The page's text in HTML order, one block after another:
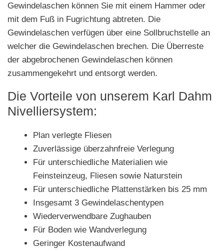
Gewindelaschen können Sie mit einem Hammer oder
mit dem Fuß in Fugrichtung abtreten. Die
Gewindelaschen verfügen über eine Sollbruchstelle an
welcher die Gewindelaschen brechen. Die Überreste
der abgebrochenen Gewindelaschen können
zusammengekehrt und entsorgt werden.
Die Vorteile von unserem Karl Dahm
Nivelliersystem:
Plan verlegte Fliesen
Zuverlässige überzahnfreie Verlegung
Für unterschiedliche Materialien wie
Feinsteinzeug, Fliesen sowie Naturstein
Für unterschiedliche Plattenstärken bis 25 mm
Insgesamt 3 Gewindelaschentypen
Wiederverwendbare Zughauben
Für Boden wie Wandverlegung
Geringer Kostenaufwand